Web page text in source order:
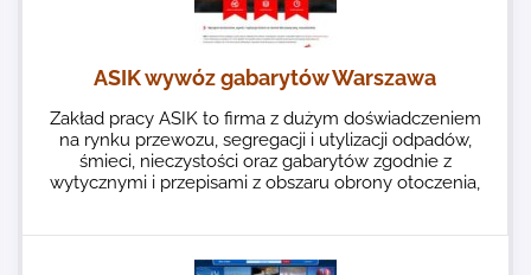
ASIK wywóz gabarytów Warszawa
Zakład pracy ASIK to firma z dużym doświadczeniem
na rynku przewozu, segregacji i utylizacji odpadów,
śmieci, nieczystości oraz gabarytów zgodnie z
wytycznymi i przepisami z obszaru obrony otoczenia,